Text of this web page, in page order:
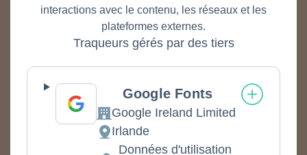
interactions avec le contenu, les réseaux et les
plateformes externes.
Traqueurs gérés par des tiers
Google Fonts
Entreprise:
Google Ireland Limited
Lieu de traitement :
Irlande
Données d'utilisation